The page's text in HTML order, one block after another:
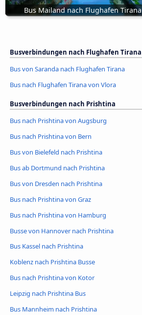
Bus Mailand nach Flughafen Tirana
Busverbindungen nach Flughafen Tirana
Bus von Saranda nach Flughafen Tirana
Bus nach Flughafen Tirana von Vlora
Busverbindungen nach Prishtina
Bus nach Prishtina von Augsburg
Bus nach Prishtina von Bern
Bus von Bielefeld nach Prishtina
Bus ab Dortmund nach Prishtina
Bus von Dresden nach Prishtina
Bus nach Prishtina von Graz
Bus nach Prishtina von Hamburg
Busse von Hannover nach Prishtina
Bus Kassel nach Prishtina
Koblenz nach Prishtina Busse
Bus nach Prishtina von Kotor
Leipzig nach Prishtina Bus
Bus Mannheim nach Prishtina